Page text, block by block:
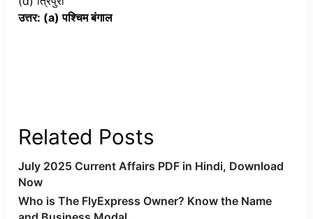
उत्तर: (a) पश्चिम बंगाल
Related Posts
July 2025 Current Affairs PDF in Hindi, Download
Now
Who is The FlyExpress Owner? Know the Name